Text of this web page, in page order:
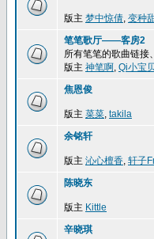
版主 梦中惊倩, 变种
笔笔歌厅——客房2
所有笔笔的歌曲链接
版主 神笔啊, Qi小宝
焦恩俊
版主 菜菜, takila
余铭轩
版主 沁心檀香, 轩子
陈晓东
版主 Kittle
辛晓琪